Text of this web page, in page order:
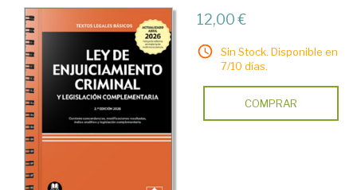
12,00 €
Sin Stock. Disponible en
7/10 días.
COMPRAR